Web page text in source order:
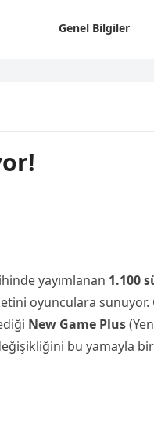
Genel Bilgiler
yayımlanan 1.100
oyunculara sunuyor.
New Game Plus
bu yamayla